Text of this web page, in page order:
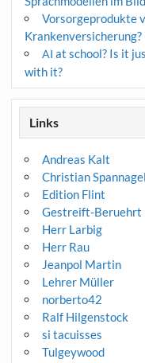
Vorsorgeprodukte
Krankenversicherung?
AI at school? Is it
with it?
Links
Andreas Kalt
Christian Spannagel
Edition Flint
Gestreift-Beruehrt
Herr Larbig
Herr Rau
Jeanpol Martin
Lehrer Müller
norberto42
Ralf Hilgenstock
si tacuisses
Tulgeywood